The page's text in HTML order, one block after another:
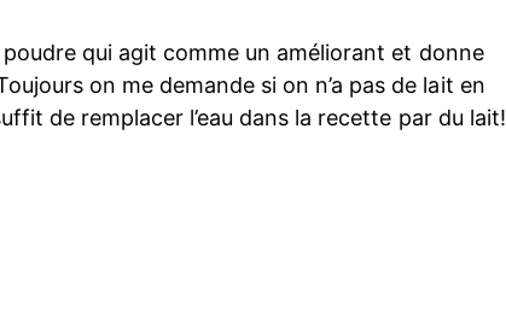
poudre qui agit comme un améliorant et donne
on me demande si on n’a pas de lait en
de remplacer l’eau dans la recette par du lait!